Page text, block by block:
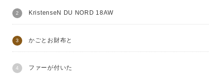
KristenseN DU NORD 18AW
かごとお財布と
ファーが付いた